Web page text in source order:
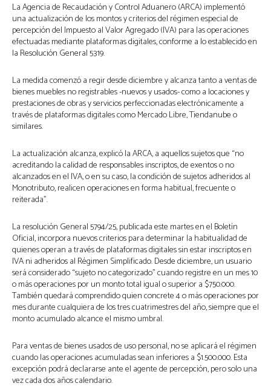
La Agencia de Recaudación y Control Aduanero (ARCA) implementó
una actualización de los montos y criterios del régimen especial de
percepción del Impuesto al Valor Agregado (IVA) para las operaciones
efectuadas mediante plataformas digitales, conforme a lo establecido en
la Resolución General 5319.
La medida comenzó a regir desde diciembre y alcanza tanto a ventas de
bienes muebles no registrables -nuevos y usados- como a locaciones y
prestaciones de obras y servicios perfeccionadas electrónicamente a
través de plataformas digitales como Mercado Libre, Tiendanube o
similares.
La actualización alcanza, explicó la ARCA, a aquellos sujetos que “no
acreditando la calidad de responsables inscriptos, de exentos o no
alcanzados en el IVA, o en su caso, la condición de sujetos adheridos al
Monotributo, realicen operaciones en forma habitual, frecuente o
reiterada”.
La resolución General 5794/25, publicada este martes en el Boletín
Oficial, incorpora nuevos criterios para determinar la habitualidad de
quienes operan a través de plataformas digitales sin estar inscriptos en
IVA ni adheridos al Régimen Simplificado. Desde diciembre, un usuario
será considerado “sujeto no categorizado” cuando registre en un mes 10
o más operaciones por un monto total igual o superior a $750.000.
También quedará comprendido quien concrete 4 o más operaciones por
mes durante cualquiera de los tres cuatrimestres del año, siempre que el
monto acumulado alcance el mismo umbral.
Para ventas de bienes usados de uso personal, no se aplicará el régimen
cuando las operaciones acumuladas sean inferiores a $1.500.000. Esta
excepción podrá declararse ante el agente de percepción, pero solo una
vez cada dos años calendario.